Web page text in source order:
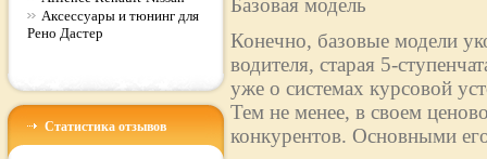
Аксессуары и тюнинг для
Рено Дастер
Статистика отзывов
Базовая модель
Конечно, базовые модели
водителя, старая 5-
уже о системах курсовой
Тем не менее, в своем
конкурентов. Основными